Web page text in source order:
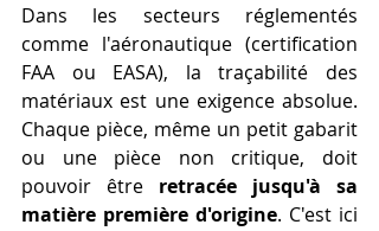
Dans les secteurs réglementés
comme l'aéronautique (certification
FAA ou EASA), la traçabilité des
matériaux est une exigence absolue.
Chaque pièce, même un petit gabarit
ou une pièce non critique, doit
pouvoir être retracée jusqu'à sa
matière première d'origine. C'est ici